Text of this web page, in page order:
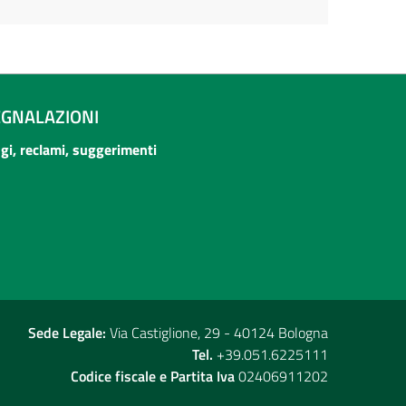
reclami, suggerimenti
Sede Legale: Via Castiglione, 29 - 40124 Bologna
Tel. +39.051.6225111
Codice fiscale e Partita Iva02406911202